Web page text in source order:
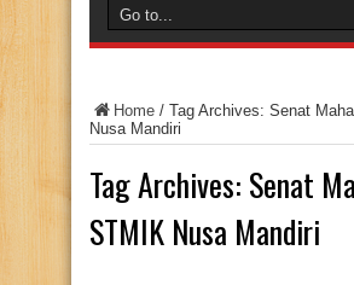
Home / Tag Archives: Senat
Nusa Mandiri
Tag Archives: Senat
STMIK Nusa Mandiri